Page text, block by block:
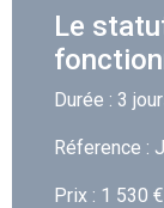
Le
Durée : 3
Réference :
Prix : 1 530 €